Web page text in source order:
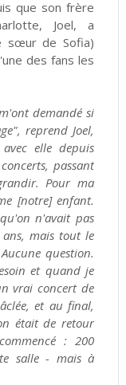
que son frère
Joel, a
sœur de Sofia)
des fans les
demandé si
reprend Joel,
elle depuis
passant
Pour ma
[notre] enfant.
n'avait pas
mais tout le
question.
et quand je
vrai concert de
et au final,
était de retour
: 200
salle - mais à